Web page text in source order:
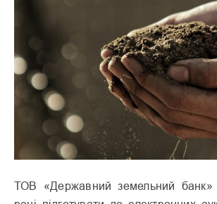
ТОВ «Державний земельний